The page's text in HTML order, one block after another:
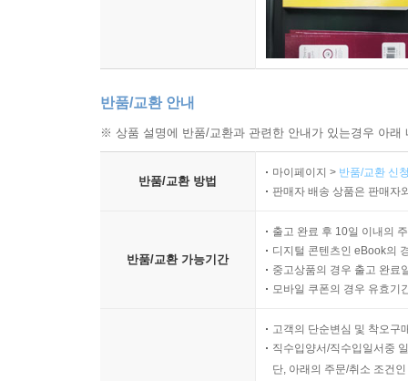
반품/교환 안내
※ 상품 설명에 반품/교환과 관련한 안내가 있는경우 아
반품/교환 방법
마이페이지 > 반품/교환 신
판매자 배송 상품은 판매자
반품/교환 가능기간
출고 완료 후 10일 이내의
디지털 콘텐츠인 eBook의
중고상품의 경우 출고 완료
모바일 쿠폰의 경우 유효기
고객의 단순변심 및 착오구
직수입양서/직수입일서중
단, 아래의 주문/취소 조건